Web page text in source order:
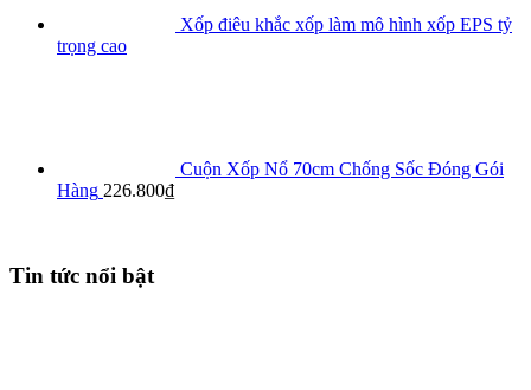
Xốp điêu khắc xốp làm mô hình xốp EPS tỷ
trọng cao
Cuộn Xốp Nổ 70cm Chống Sốc Đóng Gói
Hàng 226.800₫
Tin tức nổi bật